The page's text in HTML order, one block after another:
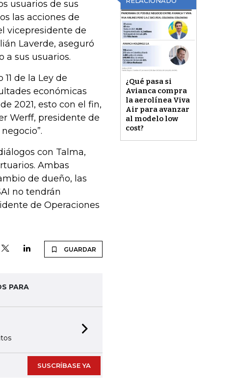
¿Qué pasa si
Avianca compra
la aerolínea Viva
Air para avanzar
al modelo low
cost?
usuarios de sus
las acciones de
vicepresidente de
Laverde, aseguró
a sus usuarios.
de la Ley de
económicas
2021, esto con el fin,
Werff, presidente de
con Talma,
Ambas
de dueño, las
no tendrán
de Operaciones
GUARDAR
PARA
SUSCRÍBASE YA